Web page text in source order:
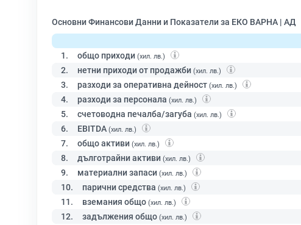
Основни Финансови Данни и Показатели за ЕКО ВАРНА | АД
1.
общо приходи (хил. лв.)
2. нетни приходи от продажби (хил. лв.)
3. разходи за оперативна дейност (хил. лв.)
4. разходи за персонала (хил. лв.)
5. счетоводна печалба/загуба (хил. лв.)
6. EBITDA (хил. лв.)
7. общо активи (хил. лв.)
8. дълготрайни активи (хил. лв.)
9. материални запаси (хил. лв.)
10. парични средства (хил. лв.)
11. вземания общо (хил. лв.)
12. задължения общо (хил. лв.)